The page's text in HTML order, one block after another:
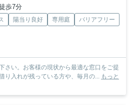
歩7分
陽当り良好 専用庭
バリアフリー
さい。お客様の現状から最適な窓口をご提
り入れが残っている方や、毎月の... もっと